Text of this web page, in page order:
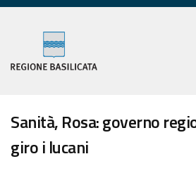
Sanità, Rosa: governo
giro i lucani